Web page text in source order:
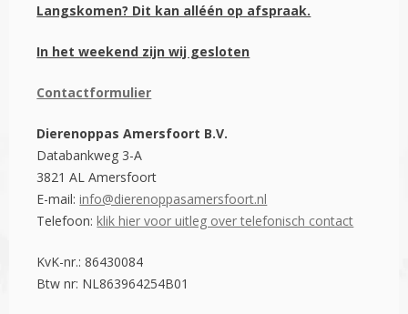
Langskomen? Dit kan alléén op afspraak.
In het weekend zijn wij gesloten
Contactformulier
Dierenoppas Amersfoort B.V.
Databankweg 3-A
3821 AL Amersfoort
E-mail:info@dierenoppasamersfoort.nl
Telefoon:klik hier voor uitleg over telefonisch contact
KvK-nr.: 86430084
Btw nr: NL863964254B01